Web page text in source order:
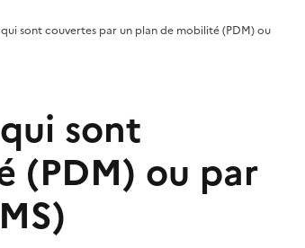
sont couvertes par un plan de mobilité (PDM) ou
sont
(PDM) ou par